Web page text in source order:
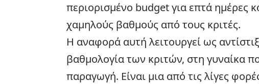
περιορισμένο budget για επτά ημέρες
χαμηλούς βαθμούς από τους κριτές.
Η αναφορά αυτή λειτουργεί ως
βαθμολογία των κριτών, στη γυναίκα
παραγωγή. Είναι μια από τις λίγες